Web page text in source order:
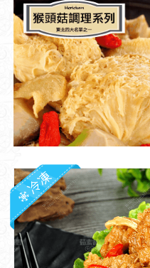
冷凍